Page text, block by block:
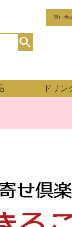
買い物
ドリン